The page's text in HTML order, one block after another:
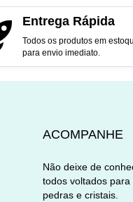
Entrega Rápida
Todos os produtos em
para envio imediato.
ACOMPANHE
Não deixe de
todos voltados
pedras e cristais.